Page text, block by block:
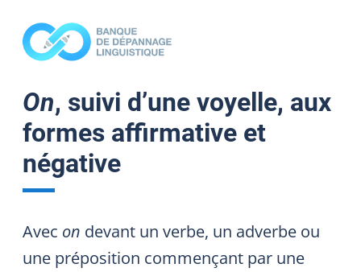
On, suivi d’une voyelle, aux
formes affirmative et
négative
Avec on devant un verbe, un adverbe ou
une préposition commençant par une